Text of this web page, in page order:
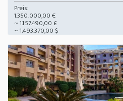
Preis:
1.350.000,00 €
~ 1.157.490,00 £
~ 1.493.370,00 $